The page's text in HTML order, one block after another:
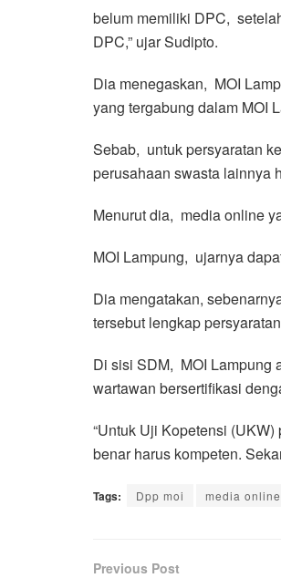
belum memiliki DPC,
DPC,” ujar Sudipto.
Dia menegaskan, MOI
yang tergabung dalam MOI
Sebab, untuk persyaratan
perusahaan swasta lainnya
Menurut dia, media online
MOI Lampung, ujarnya
Dia mengatakan,
tersebut lengkap
Di sisi SDM, MOI Lampung
wartawan bersertifikasi
“Untuk Uji Kopetensi
benar harus kompeten.
Tags: Dpp moi media
Previous Post